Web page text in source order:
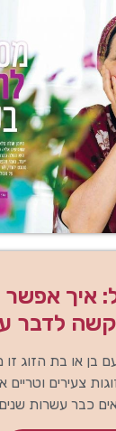
איך
לדבר
בן או בת הזוג
צעירים וטריים
כבר עשרות